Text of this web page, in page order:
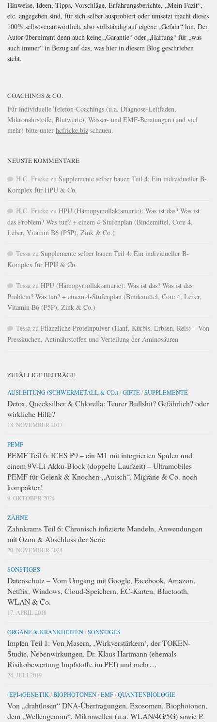
Hinweise, Ideen, Tipps, Vorschläge, Erfahrungsberichte, „Mein Fazit“,
etc. angegeben sind, für sich selber ausprobiert oder umsetzt macht dieses
100% selbstverantwortlich, also vollständig auf eigene „Gefahr“ hin. Der
Autor übernimmt denn auch keine „Garantie“ oder „Haftung“ für „was
auch immer“ in Bezug auf das, was hier in diesem Blog geschrieben
steht.
COACHINGS & CO.
Für individuelle Telefon-Coachings (u.a. Diagnose-Leitfaden,
Mikronährstoffe, Blutwerte), Wasser- und EMF-Beratungen (und viel
mehr) bitte unter hcfricke.biz schauen.
NEUSTE KOMMENTARE
H.C. Fricke zu Supplemente selber bauen Teil 4: Ein individueller B-
Komplex für HPU & Co.
H.C. Fricke zu HPU (Hämopyrrollaktamurie): Was ist das? Was ist
das Problem? Was tun? + einem 4-Stufenplan (Bindemittel, Core 4,
Leber, Vitamin B6 (P5P), Zink & Co.)
Tessa zu Supplemente selber bauen Teil 4: Ein individueller B-
Komplex für HPU & Co.
Tessa zu HPU (Hämopyrrollaktamurie): Was ist das? Was ist das
Problem? Was tun? + einem 4-Stufenplan (Bindemittel, Core 4, Leber,
Vitamin B6 (P5P), Zink & Co.)
Tessa zu Pflanzliche Proteinpulver (Hanf, Kürbis, Erbsen, Reis) – Von
Presskuchen, Antinährstoffen und Verteilung der Aminosäuren
ZUFÄLLIGE BEITRÄGE
AUSLEITUNG (SCHWERMETALL & CO.)/GIFTE/SUPPLEMENTE
Detox, Quecksilber & Chlorella: Teurer Bullshit? Gefährlich? oder
wirkliche Hilfe?
18. NOVEMBER 2017
PEMF
PEMF Teil 6: ICES P9 – ein M1 mit integrierten Spulen und
einem 9V-Li Akku-Block (doppelte Laufzeit) – Ultramobiles
PEMF für Gelenk & Knochen-„Autsch“, Migräne & Co. noch
kompakter!
9. OKTOBER 2024
ZÄHNE
Zahnkrams Teil 6: Chronisch infizierte Mandeln, Anwendungen
mit Ozon & Abschluss der Serie
20. NOVEMBER 2024
SONSTIGES
Datenschutz – Vom Umgang mit Google, Facebook, Amazon,
Netflix, Windows, Cloud-Speichern, EC-Karten, Bluetooth,
WLAN & Co.
17. APRIL 2018
ORGANE & KRANKHEITEN/SONSTIGES
Impfen Teil 1: Von Masern, ‚Wirkverstärkern‘, der TOKEN-
Studie, Nebenwirkungen, Dr. Klaus Hartmann (ehemals
Risikobewertung Impfstoffe im PEI) und mehr…
24. JULI 2019
(EPI-)GENETIK /BIOPHOTONEN/EMF/QUANTENBIOLOGIE
Von „drahtlosen“ DNA-Übertragungen, Exosomen, Biophotonen,
dem „Wellengenom“, Mikrowellen (u.a. WLAN/4G/5G) sowie P.